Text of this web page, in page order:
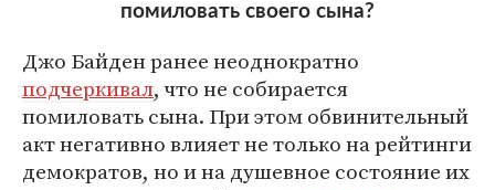
помиловать своего сына?
Джо Байден ранее неоднократно
подчеркивал, что не собирается
помиловать сына. При этом обвинительный
акт негативно влияет не только на рейтинги
демократов, но и на душевное состояние их